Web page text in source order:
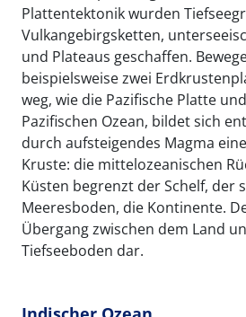
Plattentektonik wurden
Vulkangebirgsketten,
und Plateaus geschaffen.
beispielsweise zwei
weg, wie die Pazifische Platte
Pazifischen Ozean, bildet sich
durch aufsteigendes Magma
Kruste: die mittelozeanischen
Küsten begrenzt der Schelf, der
Meeresboden, die Kontinente.
Übergang zwischen dem Land
Tiefseeboden dar.